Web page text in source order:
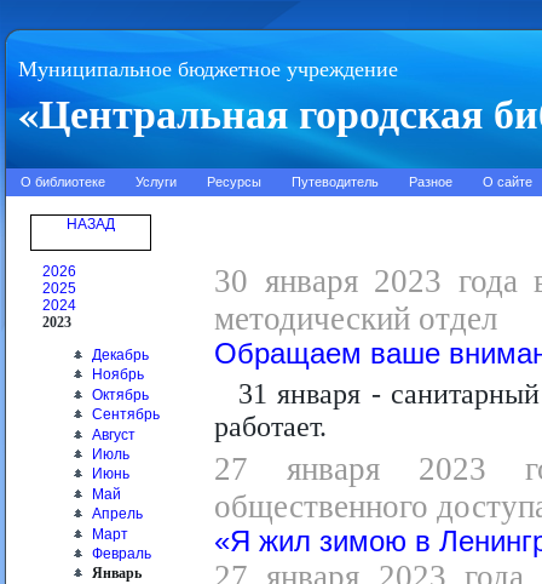
Муниципальное бюджетное учреждение
«Центральная городская
О библиотеке Услуги Ресурсы Путеводитель Разное О сайте
НАЗАД
2026
2025
2024
2023
Декабрь
Ноябрь
Октябрь
Сентябрь
Август
Июль
Июнь
Май
Апрель
Март
Февраль
Январь
30 января 2023 года
методический отдел
Обращаем ваше
31 января -
работает.
27 января 2023
общественного
«Я жил зимою в
27 января 2023 года